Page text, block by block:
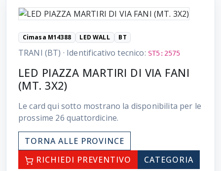
Cimasa M14388 LED WALL BT
TRANI (BT) · Identificativo tecnico: ST5:2575
LED PIAZZA MARTIRI DI VIA FANI
(MT. 3X2)
Le card qui sotto mostrano la disponibilita per le
prossime 26 quattordicine.
TORNA ALLE PROVINCE
RICHIEDI PREVENTIVO
CATEGORIA